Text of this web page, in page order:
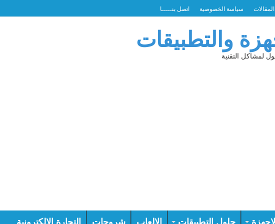
سياسة الخصوصية اتصل بنـــــا
والتطبيقات
لمشاكل التقنية
حلول التطبيقات الالعاب شروحات التجارة الالكترونية